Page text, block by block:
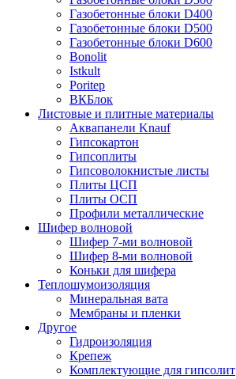
Газобетонные блоки D400
Газобетонные блоки D500
Газобетонные блоки D600
Bonolit
Istkult
Poritep
ВКБлок
Листовые и плитные материалы
Аквапанели Knauf
Гипсокартон
Гипсоплиты
Гипсоволокнистые листы
Плиты ЦСП
Плиты ОСП
Профили металлические
Шифер волновой
Шифер 7-ми волновой
Шифер 8-ми волновой
Коньки для шифера
Теплошумоизоляция
Минеральная вата
Мембраны и пленки
Другое
Гидроизоляция
Крепеж
Комплектующие для гипсолит